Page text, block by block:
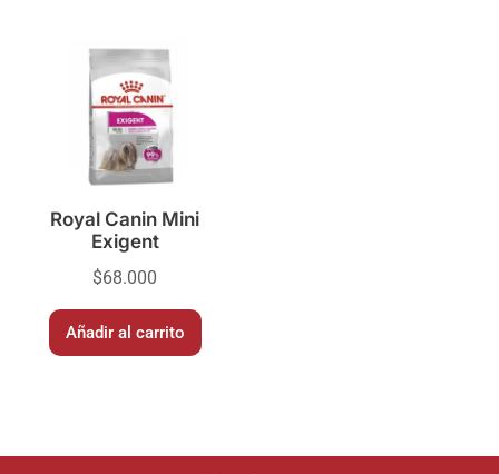
Royal Canin Mini
Exigent
$68.000
Añadir al carrito